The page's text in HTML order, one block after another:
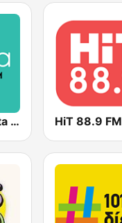
( μέντα ) Menta 88 FM HiT 88.9 FM